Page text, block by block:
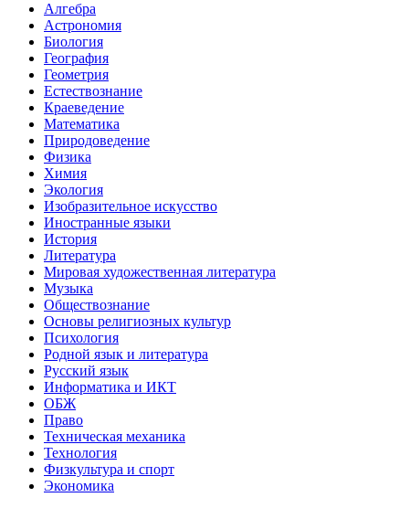
Алгебра
Астрономия
Биология
География
Геометрия
Естествознание
Краеведение
Математика
Природоведение
Физика
Химия
Экология
Изобразительное искусство
Иностранные языки
История
Литература
Мировая художественная литература
Музыка
Обществознание
Основы религиозных культур
Психология
Родной язык и литература
Русский язык
Информатика и ИКТ
ОБЖ
Право
Техническая механика
Технология
Физкультура и спорт
Экономика